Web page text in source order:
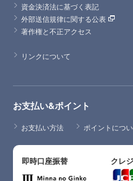
資金決済法に基づく表記
外部送信規律に関する公表
著作権と不正アクセス
リンクについて
お支払い&ポイント
お支払い方法 ポイントにつ
即時口座振替 クレ